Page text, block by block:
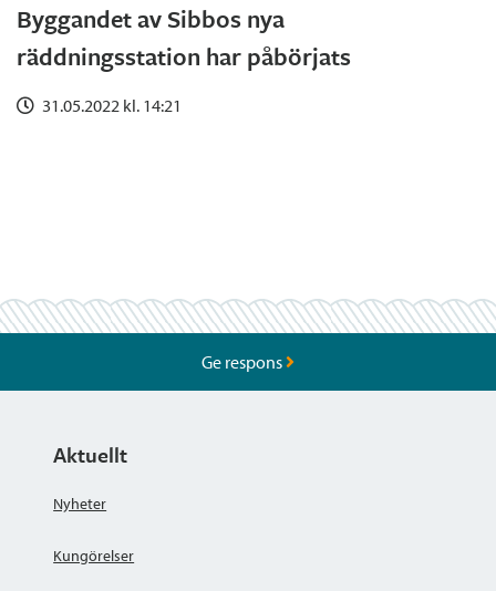
Byggandet av Sibbos nya
räddningsstation har påbörjats
31.05.2022 kl. 14:21
Ge respons
Aktuellt
Nyheter
Kungörelser